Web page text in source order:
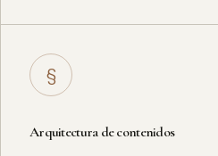
§
Arquitectura de contenidos